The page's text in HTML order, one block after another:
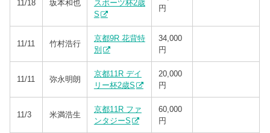
11/18 坂本和也
スポーツ杯2歳
S
円
11/11 竹村浩行
京都9R 花背特
別
34,000
円
11/11 弥永明朗
京都11R デイ
リー杯2歳S
20,000
円
11/3 米満浩生
京都11R ファ
ンタジーS
60,000
円